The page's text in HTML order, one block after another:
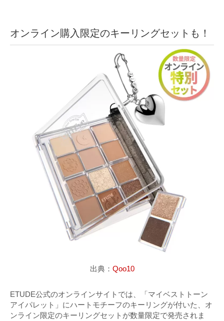
オンライン購入限定のキーリングセットも！
出典： Qoo10
ETUDE公式のオンラインサイトでは、「マイベストトーン
アイパレット」にハートモチーフのキーリングが付いた、オ
ンライン限定のキーリングセットが数量限定で発売されま